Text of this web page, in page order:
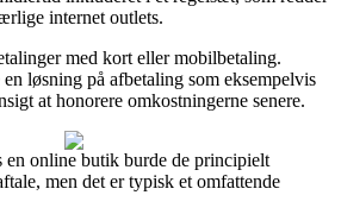
internet outlets.
med kort eller mobilbetaling.
løsning på afbetaling som eksempelvis
at honorere omkostningerne senere.
en online butik burde de principielt
men det er typisk et omfattende